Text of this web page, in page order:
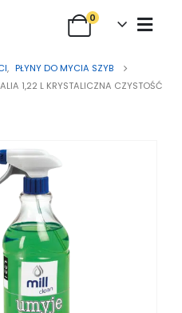
0
, PŁYNY DO MYCIA SZYB
1,22 L KRYSTALICZNA CZYSTOŚĆ